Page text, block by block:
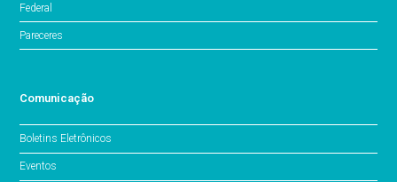
Federal
Pareceres
Comunicação
Boletins Eletrônicos
Eventos